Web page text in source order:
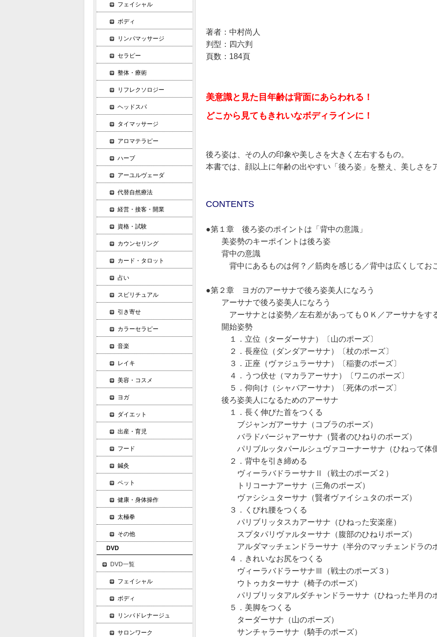
著者：中村尚人
判型：四六判
頁数：184頁
美意識と見た目年齢は背面にあらわれる！
どこから見てもきれいなボディラインに！
後ろ姿は、その人の印象や美しさを大きく左右するもの。
本書では、顔以上に年齢の出やすい「後ろ姿」を整え、美しさを
CONTENTS
●第１章 後ろ姿のポイントは「背中の意識」
美姿勢のキーポイントは後ろ姿
背中の意識
背中にあるものは何？／筋肉を感じる／背中は広くしてお
●第２章 ヨガのアーサナで後ろ姿美人になろう
アーサナで後ろ姿美人になろう
アーサナとは姿勢／左右差があってもＯＫ／アーサナをす
開始姿勢
１．立位（ターダーサナ）〔山のポーズ〕
２．長座位（ダンダアーサナ）〔杖のポーズ〕
３．正座（ヴァジュラーサナ）〔稲妻のポーズ〕
４．うつ伏せ（マカラアーサナ）〔ワニのポーズ〕
５．仰向け（シャバアーサナ）〔死体のポーズ〕
後ろ姿美人になるためのアーサナ
１．長く伸びた首をつくる
ブジャンガアーサナ（コブラのポーズ）
バラドバージャアーサナ（賢者のひねりのポーズ）
パリブルッタパールシュヴァコーナーサナ（ひねって体側
２．背中を引き締める
ヴィーラバドラーサナⅡ（戦士のポーズ２）
トリコーナアーサナ（三角のポーズ）
ヴァシシュターサナ（賢者ヴァイシュタのポーズ）
３．くびれ腰をつくる
パリブリッタスカアーサナ（ひねった安楽座）
スプタパリヴァルターサナ（腹部のひねりポーズ）
アルダマッチェンドラーサナ（半分のマッチェンドラのポ
４．きれいなお尻をつくる
ヴィーラバドラーサナⅢ（戦士のポーズ３）
ウトゥカターサナ（椅子のポーズ）
パリブリッタアルダチャンドラーサナ（ひねった半月のポ
５．美脚をつくる
ターダーサナ（山のポーズ）
サンチャラーサナ（騎手のポーズ）
フェイシャル
ボディ
リンパマッサージ
セラピー
整体・療術
リフレクソロジー
ヘッドスパ
タイマッサージ
アロマテラピー
ハーブ
アーユルヴェーダ
代替自然療法
経営・接客・開業
資格・試験
カウンセリング
カード・タロット
占い
スピリチュアル
引き寄せ
カラーセラピー
音楽
レイキ
美容・コスメ
ヨガ
ダイエット
出産・育児
フード
鍼灸
ペット
健康・身体操作
太極拳
その他
DVD
DVD一覧
フェイシャル
ボディ
リンパドレナージュ
サロンワーク